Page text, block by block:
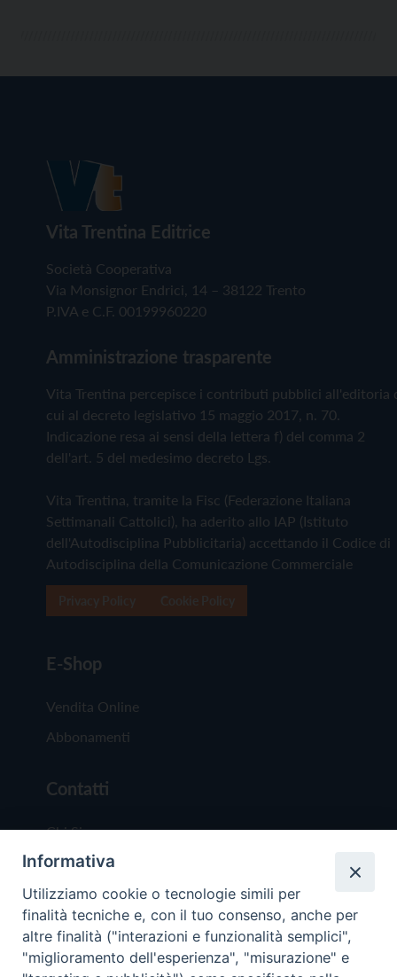
Vita Trentina Editrice
Società Cooperativa
Via Monsignor Endrici, 14 – 38122 Trento
P.IVA e C.F. 00199960220
Amministrazione trasparente
Vita Trentina percepisce i contributi pubblici all'editoria
cui al decreto legislativo 15 maggio 2017, n. 70.
Indicazione resa ai sensi della lettera f) del comma 2
dell'art. 5 del medesimo decreto Lgs.
Vita Trentina, tramite la Fisc (Federazione Italiana
Settimanali Cattolici), ha aderito allo IAP (Istituto
dell'Autodisciplina Pubblicitaria) accettando il Codice di
Autodisciplina della Comunicazione Commerciale
E-Shop
Vendita Online
Abbonamenti
Contatti
Chi Siamo
Redazione
Scrivici
Informativa
Utilizziamo cookie o tecnologie simili per
finalità tecniche e, con il tuo consenso, anche per
altre finalità ("interazioni e funzionalità semplici",
"miglioramento dell'esperienza", "misurazione" e